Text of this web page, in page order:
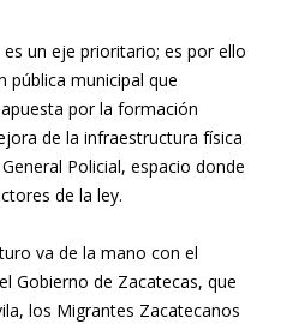
un eje prioritario; es por ello
pública municipal que
por la formación
de la infraestructura física
Policial, espacio donde
de la ley.
va de la mano con el
Gobierno de Zacatecas, que
los Migrantes Zacatecanos